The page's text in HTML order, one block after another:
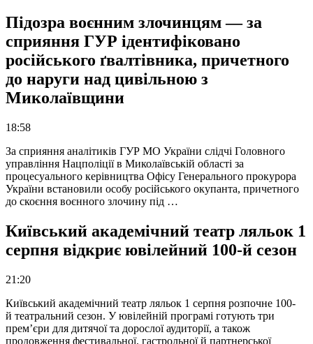
Підозра воєнним злочинцям — за
сприяння ГУР ідентифіковано
російського ґвалтівника, причетного
до наруги над цивільною з
Миколаївщини
18:58
За сприяння аналітиків ГУР МО України слідчі Головного
управління Нацполіції в Миколаївській області за
процесуального керівництва Офісу Генерального прокурора
України встановили особу російського окупанта, причетного
до скоєння воєнного злочину під …
Київський академічний театр ляльок 1
серпня відкриє ювілейний 100-й сезон
21:20
Київський академічний театр ляльок 1 серпня розпочне 100-
й театральний сезон. У ювілейній програмі готують три
прем’єри для дитячої та дорослої аудиторії, а також
продовження фестивальної, гастрольної й партнерської